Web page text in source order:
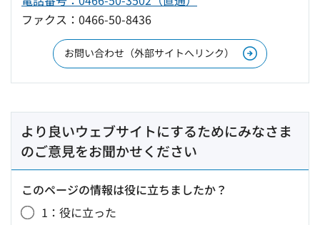
ファクス：0466-50-8436
お問い合わせ（外部サイトへリンク）
より良いウェブサイトにするためにみなさま
のご意見をお聞かせください
このページの情報は役に立ちましたか？
1：役に立った